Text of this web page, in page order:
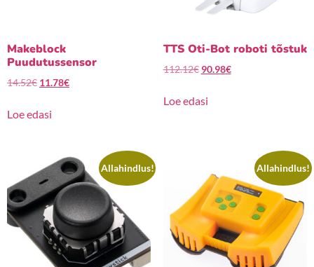
Makeblock
Puudutussensor
14.52€ 11.78€
Loe edasi
TTS Oti-Bot roboti tõstuk
112.12€ 90.98€
Loe edasi
Allahindlus! Allahindlus!